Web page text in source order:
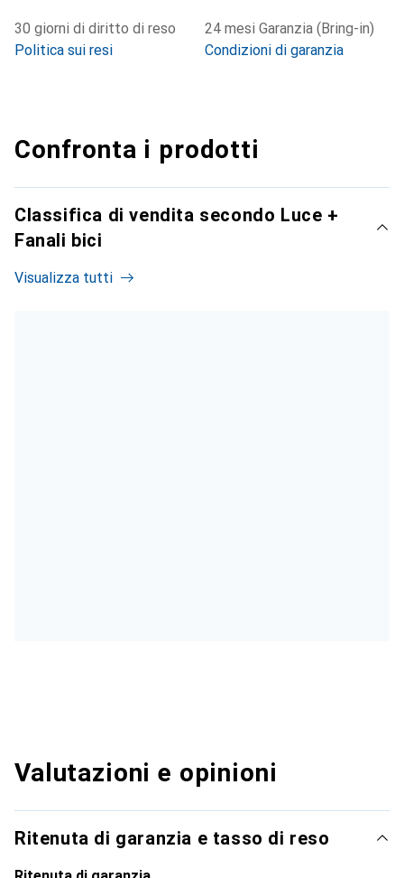
30 giorni di diritto di reso
Politica sui resi
24 mesi Garanzia (Bring-in)
Condizioni di garanzia
Confronta i prodotti
Classifica di vendita secondo Luce +
Fanali bici
Visualizza tutti
Valutazioni e opinioni
Ritenuta di garanzia e tasso di reso